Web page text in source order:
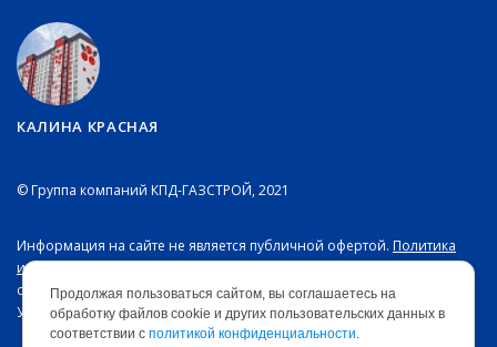
КАЛИНА КРАСНАЯ
© Группа компаний КПД-ГАЗСТРОЙ, 2021
Информация на сайте не является публичной офертой. Политика
и соглашениена обработку персональных данных. Срок действия
скидки на квартиры от застройщика — с 01.07.26 г. по 31.08.26 г.
Условия предоставления уточняйте в отделе продаж.
Продолжая пользоваться сайтом, вы соглашаетесь на
обработку файлов cookie и других пользовательских данных в
соответствии с политикой конфиденциальности.